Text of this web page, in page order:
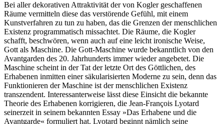
Bei aller dekorativen Attraktivität der von Kogler geschaffenen
Räume vermitteln diese das verstörende Gefühl, mit einem
Kunstverfahren zu tun zu haben, das die Grenzen der menschlichen
Existenz programmatisch missachtet. Die Räume, die Kogler
schafft, beschwören, wenn auch auf eine leicht ironische Weise,
Gott als Maschine. Die Gott-Maschine wurde bekanntlich von den
Avantgarden des 20. Jahrhunderts immer wieder angebetet. Die
Maschine scheint in der Tat der letzte Ort des Göttlichen, des
Erhabenen inmitten einer säkularisierten Moderne zu sein, denn das
Funktionieren der Maschine ist der menschlichen Existenz
transzendent. Interessanterweise lässt diese Einsicht die bekannte
Theorie des Erhabenen korrigieren, die Jean-François Lyotard
seinerzeit in seinem bekannten Essay »Das Erhabene und die
Avantgarde« formuliert hat. Lyotard beginnt nämlich seine